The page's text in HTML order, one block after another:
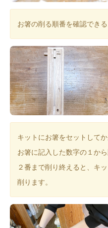
お箸の削る順番を確認できる
キットにお箸をセットして
お箸に記入した数字の１か
２番まで削り終えると、キ
削ります。